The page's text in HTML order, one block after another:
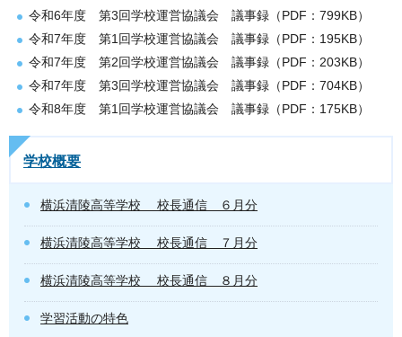
令和6年度 第3回学校運営協議会 議事録（PDF：799KB）
令和7年度 第1回学校運営協議会 議事録（PDF：195KB）
令和7年度 第2回学校運営協議会 議事録（PDF：203KB）
令和7年度 第3回学校運営協議会 議事録（PDF：704KB）
令和8年度 第1回学校運営協議会 議事録（PDF：175KB）
学校概要
横浜清陵高等学校 校長通信 ６月分
横浜清陵高等学校 校長通信 ７月分
横浜清陵高等学校 校長通信 ８月分
学習活動の特色